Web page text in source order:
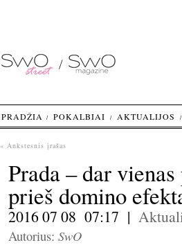
« Ankstesnis įrašas
Prada – dar
prieš domino
2016 07 08 07:17 |
Autorius: SwO
PRADŽIA POKALBIAI AKTUALIJOS